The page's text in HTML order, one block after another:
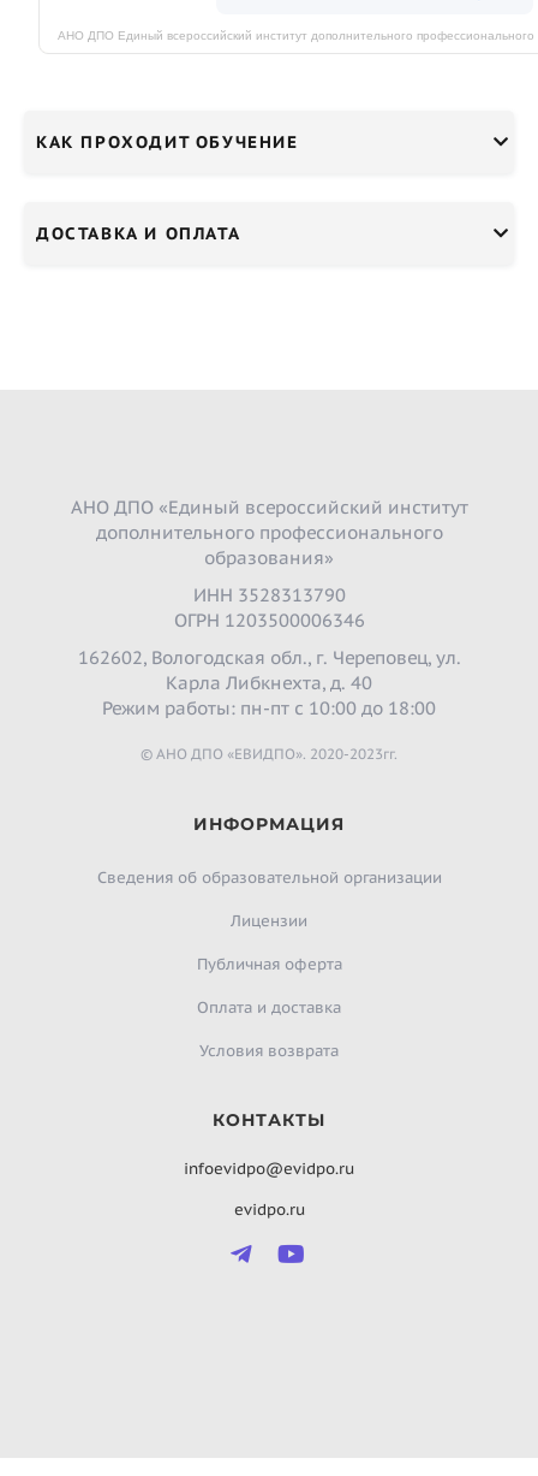
КАК ПРОХОДИТ ОБУЧЕНИЕ
ДОСТАВКА И ОПЛАТА
АНО ДПО «Единый всероссийский институт
дополнительного профессионального
образования»
ИНН 3528313790
ОГРН 1203500006346
162602, Вологодская обл., г. Череповец, ул.
Карла Либкнехта, д. 40
Режим работы: пн-пт с 10:00 до 18:00
© АНО ДПО «ЕВИДПО». 2020-2023гг.
ИНФОРМАЦИЯ
Сведения об образовательной организации
Лицензии
Публичная оферта
Оплата и доставка
Условия возврата
КОНТАКТЫ
infoevidpo@evidpo.ru
evidpo.ru